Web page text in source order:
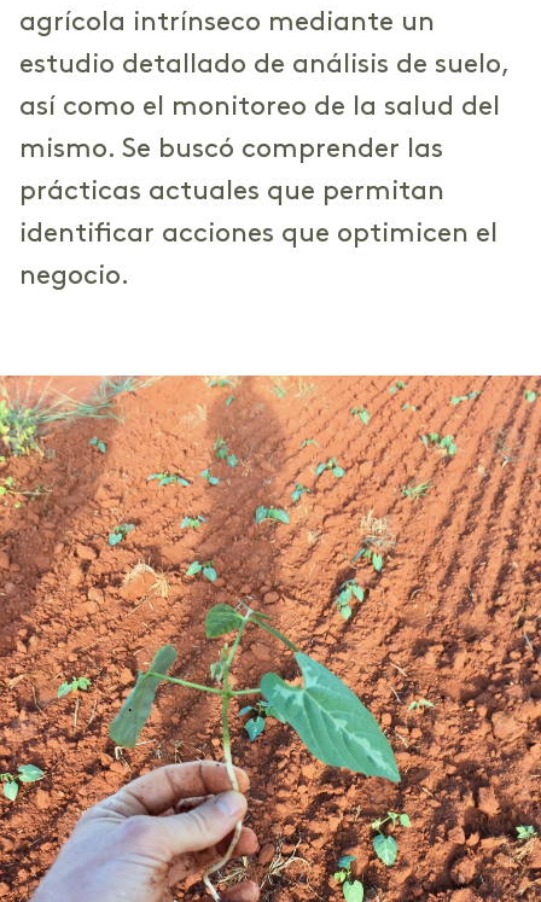
agrícola intrínseco mediante un
estudio detallado de análisis de suelo,
así como el monitoreo de la salud del
mismo. Se buscó comprender las
prácticas actuales que permitan
identificar acciones que optimicen el
negocio.